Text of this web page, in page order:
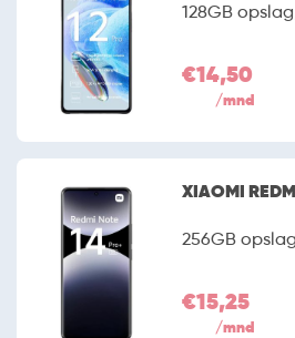
128GB
€14,50
/mnd
XIAOMI
256GB
€15,25
/mnd